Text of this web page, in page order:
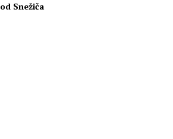
od Snežiča